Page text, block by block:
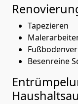
Tapezieren
Besenreine